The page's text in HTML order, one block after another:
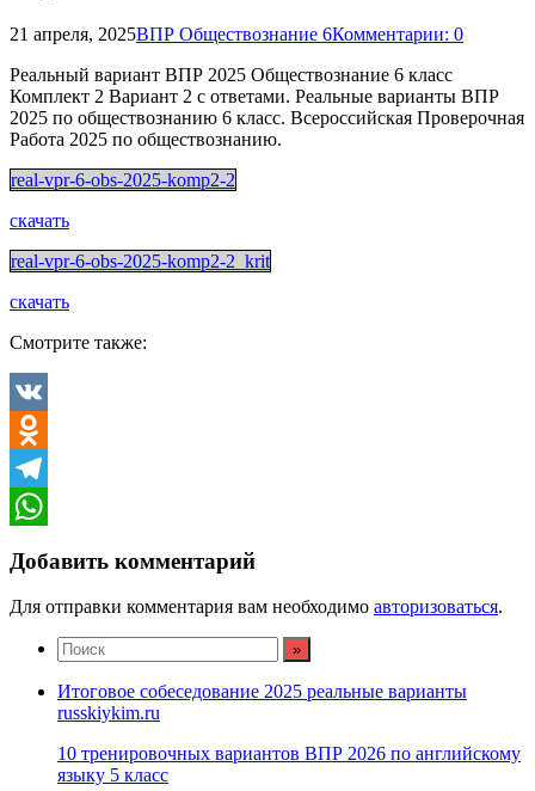
21 апреля, 2025ВПР Обществознание 6Комментарии: 0
Реальный вариант ВПР 2025 Обществознание 6 класс
Комплект 2 Вариант 2 с ответами. Реальные варианты ВПР
2025 по обществознанию 6 класс. Всероссийская Проверочная
Работа 2025 по обществознанию.
real-vpr-6-obs-2025-komp2-2
скачать
real-vpr-6-obs-2025-komp2-2_krit
скачать
Смотрите также:
VK
Odnoklassniki
Telegram
Добавить комментарий
Для отправки комментария вам необходимо авторизоваться.
Итоговое собеседование 2025 реальные варианты
russkiykim.ru
10 тренировочных вариантов ВПР 2026 по английскому
языку 5 класс